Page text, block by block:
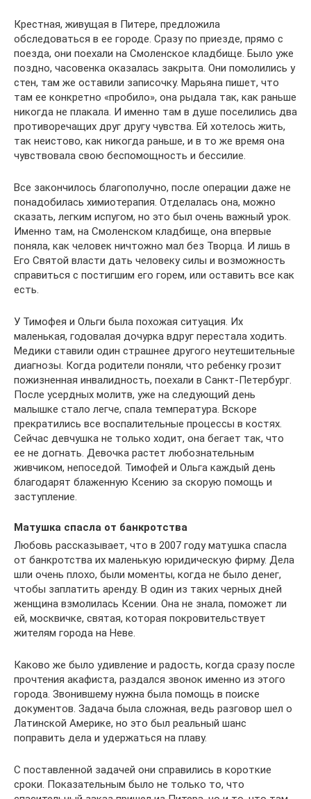
Крестная, живущая в Питере, предложила
обследоваться в ее городе. Сразу по приезде, прямо с
поезда, они поехали на Смоленское кладбище. Было уже
поздно, часовенка оказалась закрыта. Они помолились у
стен, там же оставили записочку. Марьяна пишет, что
там ее конкретно «пробило», она рыдала так, как раньше
никогда не плакала. И именно там в душе поселились два
противоречащих друг другу чувства. Ей хотелось жить,
так неистово, как никогда раньше, и в то же время она
чувствовала свою беспомощность и бессилие.
Все закончилось благополучно, после операции даже не
понадобилась химиотерапия. Отделалась она, можно
сказать, легким испугом, но это был очень важный урок.
Именно там, на Смоленском кладбище, она впервые
поняла, как человек ничтожно мал без Творца. И лишь в
Его Святой власти дать человеку силы и возможность
справиться с постигшим его горем, или оставить все как
есть.
У Тимофея и Ольги была похожая ситуация. Их
маленькая, годовалая дочурка вдруг перестала ходить.
Медики ставили один страшнее другого неутешительные
диагнозы. Когда родители поняли, что ребенку грозит
пожизненная инвалидность, поехали в Санкт-Петербург.
После усердных молитв, уже на следующий день
малышке стало легче, спала температура. Вскоре
прекратились все воспалительные процессы в костях.
Сейчас девчушка не только ходит, она бегает так, что
ее не догнать. Девочка растет любознательным
живчиком, непоседой. Тимофей и Ольга каждый день
благодарят блаженную Ксению за скорую помощь и
заступление.
Матушка спасла от банкротства
Любовь рассказывает, что в 2007 году матушка спасла
от банкротства их маленькую юридическую фирму. Дела
шли очень плохо, были моменты, когда не было денег,
чтобы заплатить аренду. В один из таких черных дней
женщина взмолилась Ксении. Она не знала, поможет ли
ей, москвичке, святая, которая покровительствует
жителям города на Неве.
Каково же было удивление и радость, когда сразу после
прочтения акафиста, раздался звонок именно из этого
города. Звонившему нужна была помощь в поиске
документов. Задача была сложная, ведь разговор шел о
Латинской Америке, но это был реальный шанс
поправить дела и удержаться на плаву.
С поставленной задачей они справились в короткие
сроки. Показательным было не только то, что